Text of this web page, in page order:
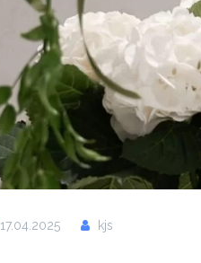
17.04.2025 kjs